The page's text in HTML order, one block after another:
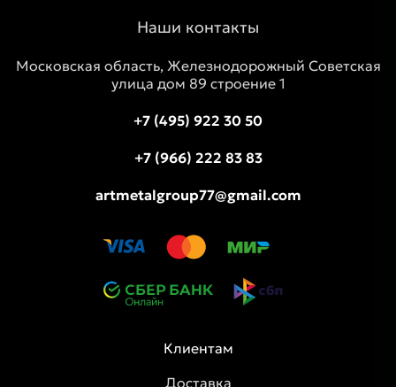
Наши контакты
Московская область, Железнодорожный Советская
улица дом 89 строение 1
+7 (495) 922 30 50
+7 (966) 222 83 83
artmetalgroup77@gmail.com
Клиентам
Доставка